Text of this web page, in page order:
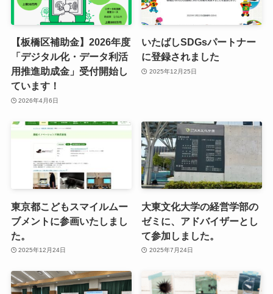
【板橋区補助金】2026年度
「デジタル化・データ利活
用推進助成金」受付開始し
ています！
2026年4月6日
いたばしSDGsパートナー
に登録されました
2025年12月25日
東京都こどもスマイルムー
ブメントに参画いたしまし
た。
2025年12月24日
大東文化大学の経営学部の
ゼミに、アドバイザーとし
て参加しました。
2025年7月24日